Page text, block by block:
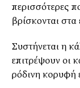
περισσότερες
βρίσκονται στα
Συστήνεται η
επιτρέψουν οι
ρόδινη κορυφή